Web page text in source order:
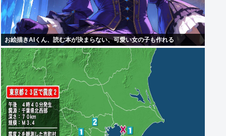
お絵描きAIくん、読む本が決まらない、可愛い女の子も作れる